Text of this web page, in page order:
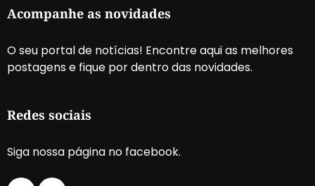
Acompanhe as novidades
O seu portal de notícias! Encontre aqui as melhores
postagens e fique por dentro das novidades.
Redes sociais
Siga nossa página no facebook.